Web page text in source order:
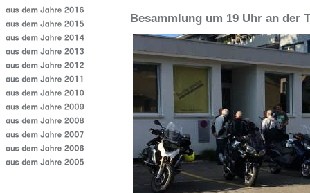
Besammlung um 19 Uhr an der